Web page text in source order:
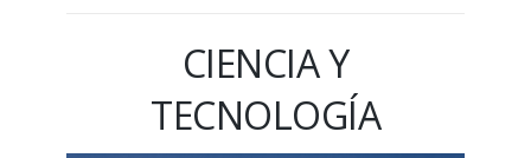
CIENCIA Y
TECNOLOGÍA